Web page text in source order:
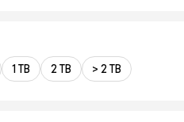
1 TB 2 TB > 2 TB